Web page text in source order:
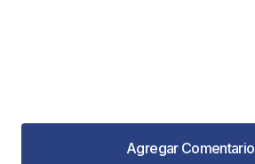
Agregar Comentario